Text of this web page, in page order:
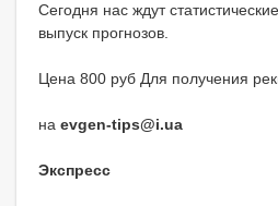
Сегодня нас ждут
выпуск прогнозов.
Цена 800 руб Для получения
на evgen-tips@i.ua
Экспресс